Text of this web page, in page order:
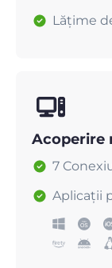
Lățime
Acoperire
7
Aplicații